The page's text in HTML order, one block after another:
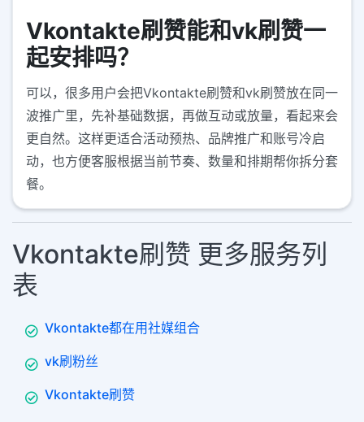
Vkontakte刷赞能和vk刷赞一
起安排吗？
可以，很多用户会把Vkontakte刷赞和vk刷赞放在同一
波推广里，先补基础数据，再做互动或放量，看起来会
更自然。这样更适合活动预热、品牌推广和账号冷启
动，也方便客服根据当前节奏、数量和排期帮你拆分套
餐。
Vkontakte刷赞 更多服务列
表
Vkontakte都在用社媒组合
vk刷粉丝
Vkontakte刷赞